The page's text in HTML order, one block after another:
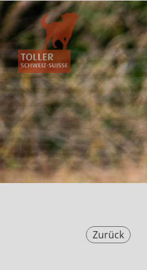
Zurück